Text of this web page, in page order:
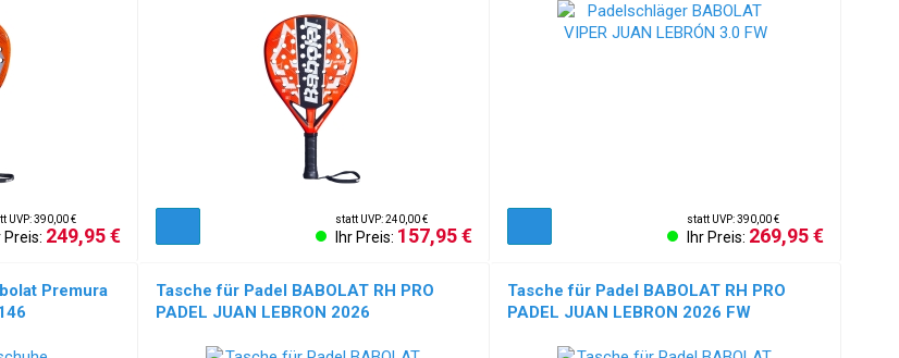
UVP: 390,00 €
Preis: 249,95 €
statt UVP: 240,00 €
Ihr Preis: 157,95 €
statt UVP: 390,00 €
Ihr Preis: 269,95 €
Premura
Tasche für Padel BABOLAT RH PRO
PADEL JUAN LEBRON 2026
Tasche für Padel BABOLAT RH PRO
PADEL JUAN LEBRON 2026 FW